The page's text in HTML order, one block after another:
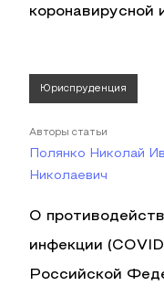
коронавирусной
Юриспруденция
Авторы статьи
Полянко Николай
Николаевич
О
инфекции
Российской